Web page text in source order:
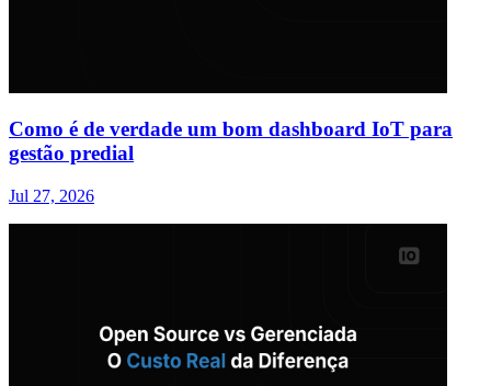
Como é de verdade um bom dashboard IoT para
gestão predial
Jul 27, 2026